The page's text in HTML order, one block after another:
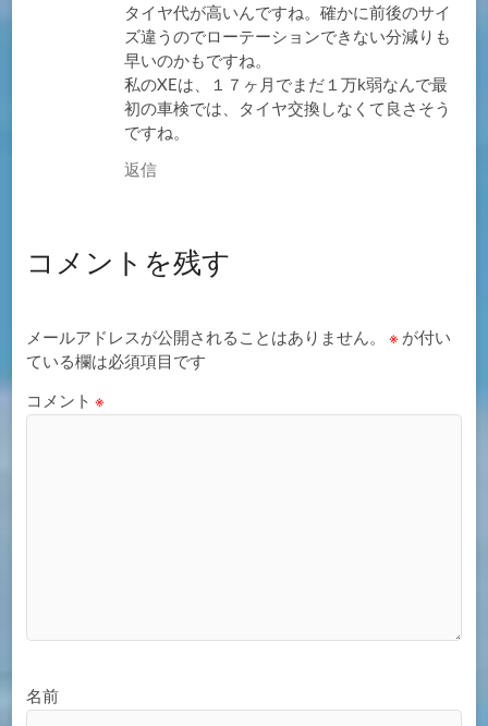
タイヤ代が高いんですね。確かに前後のサイ
ズ違うのでローテーションできない分減りも
早いのかもですね。
私のXEは、１７ヶ月でまだ１万k弱なんで最
初の車検では、タイヤ交換しなくて良さそう
ですね。
返信
コメントを残す
メールアドレスが公開されることはありません。 ※ が付い
ている欄は必須項目です
コメント ※
名前